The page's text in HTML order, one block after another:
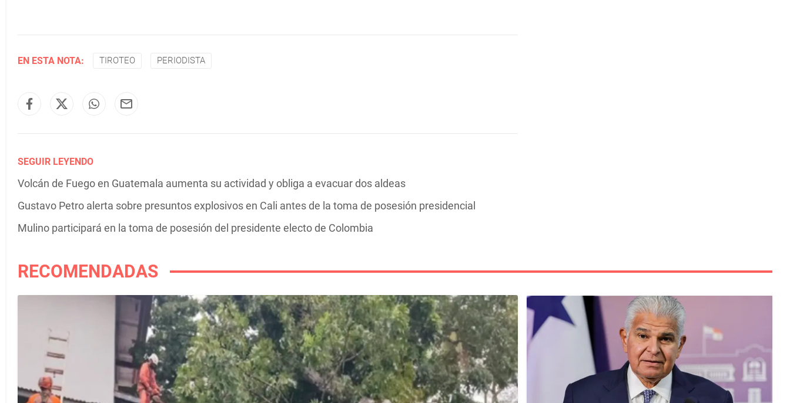
EN ESTA NOTA: TIROTEO PERIODISTA
SEGUIR LEYENDO
Volcán de Fuego en Guatemala aumenta su actividad y obliga a evacuar dos aldeas
Gustavo Petro alerta sobre presuntos explosivos en Cali antes de la toma de posesión presidencial
Mulino participará en la toma de posesión del presidente electo de Colombia
RECOMENDADAS